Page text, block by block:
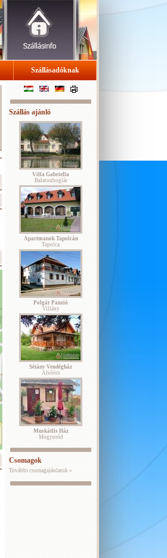
Szállásadóknak
Szállás ajánló
Villa Gabriella
Balatonboglár
Apartmanok Tapolcán
Tapolca
Polgár Panzió
Villány
Sétány Vendégház
Alsóörs
Muskátlis Ház
Mogyoród
Csomagok
További csomagajánlatok »